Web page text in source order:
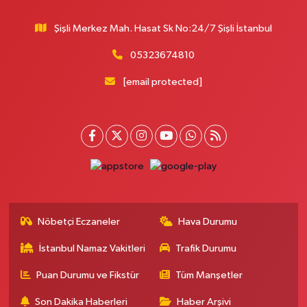
ESKİ PTT YANI ZÜBEYDE HANIM AİLE SAĞLIĞI MERKEZİ KARŞISI
0 (216) 755 01 02 Yol Tarifi Al
Çağdaş Eczanesi
Şişli Merkez Mah. Hasat Sk No:24/7 Şişli İstanbul
05323674810
[email protected]
Nöbetçi Eczaneler Hava Durumu
İstanbul Namaz Vakitleri Trafik Durumu
Puan Durumu ve Fikstür Tüm Manşetler
Son Dakika Haberleri Haber Arşivi